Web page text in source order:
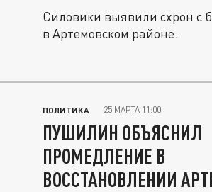
Силовики выявили схрон с
в Артемовском районе.
ПОЛИТИКА 25 МАРТА 11:00
ПУШИЛИН ОБЪЯСНИЛ
ПРОМЕДЛЕНИЕ В
ВОССТАНОВЛЕНИИ